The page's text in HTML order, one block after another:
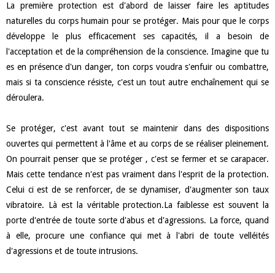
La première protection est d'abord de laisser faire les aptitudes
naturelles du corps humain pour se protéger. Mais pour que le corps
développe le plus efficacement ses capacités, il a besoin de
l'acceptation et de la compréhension de la conscience. Imagine que tu
es en présence d'un danger, ton corps voudra s'enfuir ou combattre,
mais si ta conscience résiste, c'est un tout autre enchaînement qui se
déroulera.
Se protéger, c'est avant tout se maintenir dans des dispositions
ouvertes qui permettent à l'âme et au corps de se réaliser pleinement.
On pourrait penser que se protéger , c'est se fermer et se carapacer.
Mais cette tendance n'est pas vraiment dans l'esprit de la protection.
Celui ci est de se renforcer, de se dynamiser, d'augmenter son taux
vibratoire. Là est la véritable protection.La faiblesse est souvent la
porte d'entrée de toute sorte d'abus et d'agressions. La force, quand
à elle, procure une confiance qui met à l'abri de toute velléités
d'agressions et de toute intrusions.